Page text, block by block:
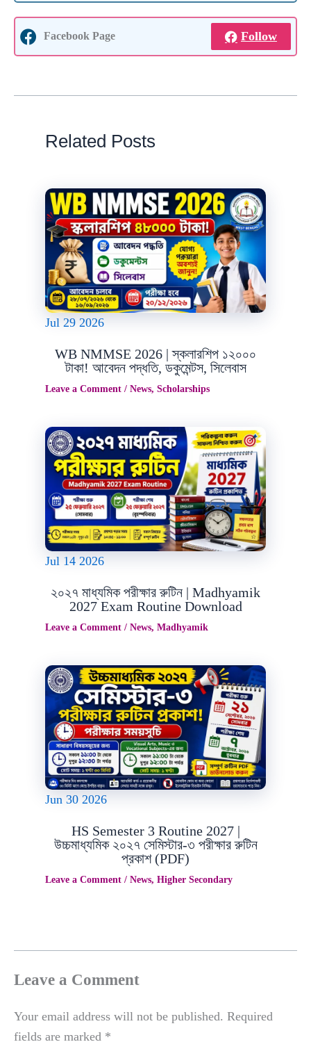
Facebook Page Follow
Related Posts
Jul 29 2026
WB NMMSE 2026 | স্কলারশিপ ১২০০০
টাকা! আবেদন পদ্ধতি, ডকুমেন্টস, সিলেবাস
Leave a Comment / News, Scholarships
Jul 14 2026
২০২৭ মাধ্যমিক পরীক্ষার রুটিন | Madhyamik
2027 Exam Routine Download
Leave a Comment / News, Madhyamik
Jun 30 2026
HS Semester 3 Routine 2027 |
উচ্চমাধ্যমিক ২০২৭ সেমিস্টার-৩ পরীক্ষার রুটিন
প্রকাশ (PDF)
Leave a Comment / News, Higher Secondary
Leave a Comment
Your email address will not be published. Required
fields are marked *